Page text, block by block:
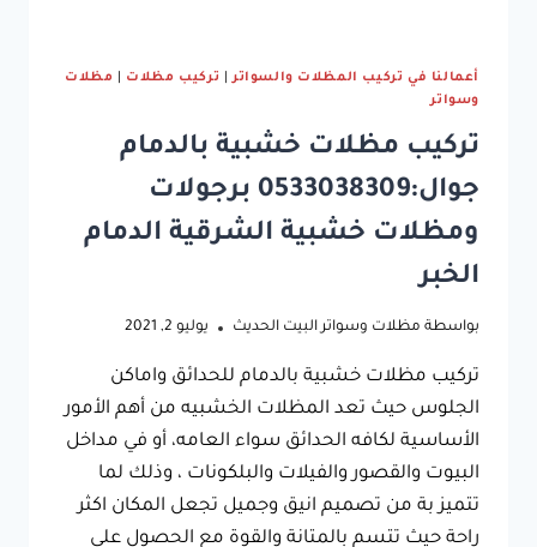
أعمالنا في تركيب المظلات والسواتر| تركيب مظلات
مظلات
وسواتر
تركيب مظلات خشبية بالدمام
جوال:0533038309 برجولات
ومظلات خشبية الشرقية الدمام
الخبر
بواسطة مظلات وسواتر البيت الحديث يوليو 2, 2021
تركيب مظلات خشبية بالدمام للحدائق واماكن
الجلوس حيث تعد المظلات الخشبيه من أهم الأمور
الأساسية لكافه الحدائق سواء العامه، أو في مداخل
البيوت والقصور والفيلات والبلكونات ، وذلك لما
تتميز بة من تصميم انيق وجميل تجعل المكان اكثر
راحة حيث تتسم بالمتانة والقوة مع الحصول على